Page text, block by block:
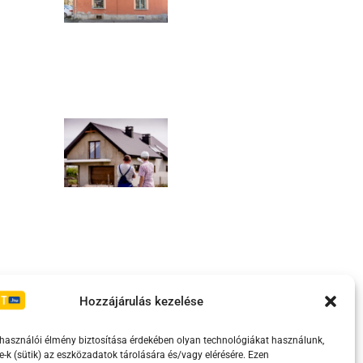
Hozzájárulás kezelése
élmény biztosítása érdekében olyan technológiákat használunk,
k (sütik) az eszközadatok tárolására és/vagy elérésére. Ezen
Irányelvek Moderálási szabályzat